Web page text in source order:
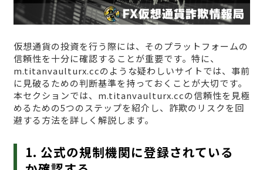
仮想通貨の投資を行う際には、そのプラットフォームの
信頼性を十分に確認することが重要です。特に、
m.titanvaulturx.ccのような疑わしいサイトでは、事前
に見破るための判断基準を持っておくことが大切です。
本セクションでは、m.titanvaulturx.ccの信頼性を見極
めるための5つのステップを紹介し、詐欺のリスクを回
避する方法を詳しく解説します。
1. 公式の規制機関に登録されている